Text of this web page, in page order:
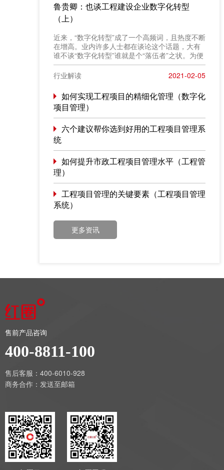
鲁贵卿：也谈工程建设企业数字化转型
（上）
近来，“数字化转型”成了一个高频词，且热度不断
在增高。业内许多人士都在谈论这个话题，大有
谁不谈“数字化转型”谁就是个“落伍者”之状。为便
于在相同语境下讨论问题，今天我也凑个热闹，
以“数字化转型”为题，谈一点粗浅认识，就教于同
行。
行业解读 2021-02-05
如何实现工程项目的精细化管理（数字化
项目管理）
六个建议帮你选到好用的工程项目管理系
统
如何提升市政工程项目管理水平（工程管
理）
工程项目管理的关键要素（工程项目管理
系统）
更多资讯
售前产品咨询
400-8811-100
售后客服：400-6010-928
商务合作： 发送至邮箱